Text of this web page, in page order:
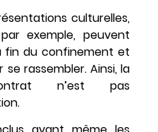
culturelles,
exemple, peuvent
fin du confinement et
rassembler. Ainsi, la
n’est pas